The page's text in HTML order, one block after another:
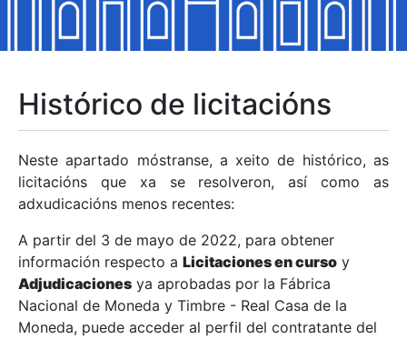
Mostrar/Ocultar
Mostrar/Ocultar
Mostrar/Ocultar
Mostrar/Ocultar
Mostrar/Ocultar
Histórico de licitacións
Neste apartado móstranse, a xeito de histórico, as
licitacións que xa se resolveron, así como as
adxudicacións menos recentes:
A partir del 3 de mayo de 2022, para obtener
información respecto a Licitaciones en curso y
Adjudicaciones ya aprobadas por la Fábrica
Nacional de Moneda y Timbre - Real Casa de la
Moneda, puede acceder al perfil del contratante del